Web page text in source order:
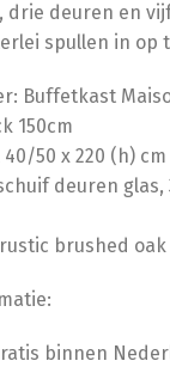
drie deuren en
spullen in op
Buffetkast
150cm
40/50 x 220 (h) cm
deuren glas,
brushed oak
binnen